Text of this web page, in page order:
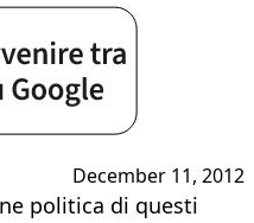
December 11, 2012
politica di questi